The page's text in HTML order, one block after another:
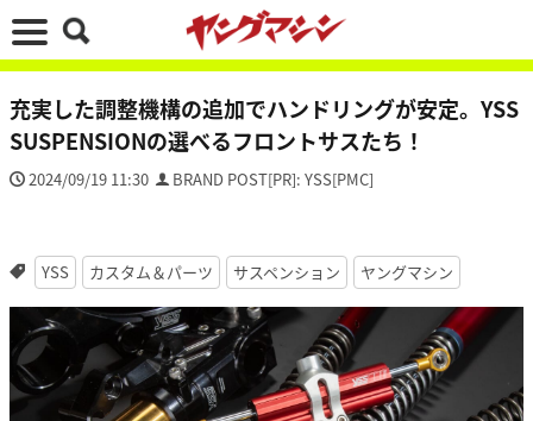
充実した調整機構の追加でハンドリングが安定。YSS
SUSPENSIONの選べるフロントサスたち！
2024/09/19 11:30 BRAND POST[PR]: YSS[PMC]
YSS カスタム＆パーツ サスペンション ヤングマシン